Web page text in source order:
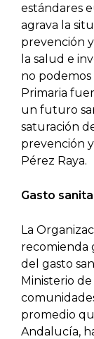
estándares
agrava la
prevención
la salud e
no podemos
Primaria
un futuro
saturación
prevención
Pérez Raya.
Gasto
La
recomienda
del gasto
Ministerio
promedio
Andalucía,